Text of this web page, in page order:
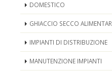
DOMESTICO
GHIACCIO SECCO
IMPIANTI DI DISTRIBUZIONE
MANUTENZIONE IMPIANTI